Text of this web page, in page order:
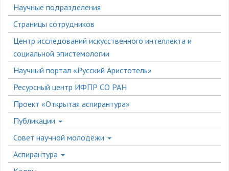
Боковое
меню
Научные подразделения
Страницы сотрудников
Центр исследований искусственного интеллекта и
социальной эпистемологии
Научный портал «Русский Аристотель»
Ресурсный центр ИФПР СО РАН
Проект «Открытая аспирантура»
Публикации
Совет научной молодёжи
Аспирантура